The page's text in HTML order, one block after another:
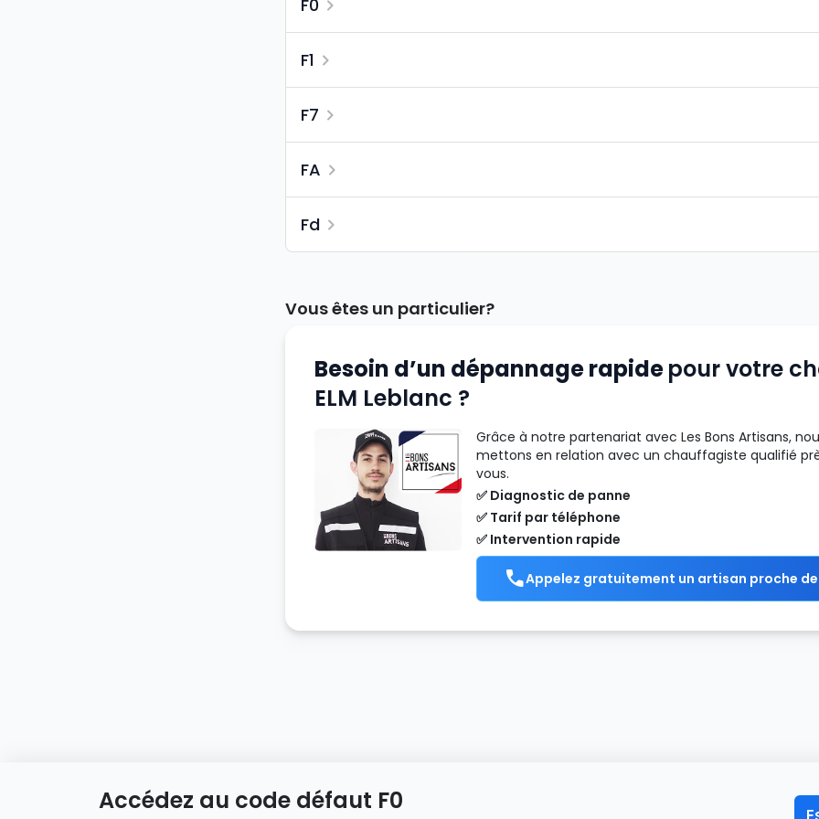
F0
F1
F7
FA
Fd
Vous êtes un particulier?
Besoin d’un dépannage rapidepour votre
ELM Leblanc ?
Grâce à notre partenariat avec Les Bons Artisans,
mettons en relation avec un chauffagiste qualifié
vous.
✅ Diagnostic de panne
✅ Tarif par téléphone
✅ Intervention rapide
Appelez gratuitement un artisan proche de
Accueil Codes défauts
Accédez au code défaut F0